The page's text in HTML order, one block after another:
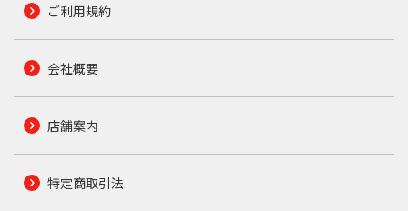
ご利用規約
会社概要
店舗案内
特定商取引法